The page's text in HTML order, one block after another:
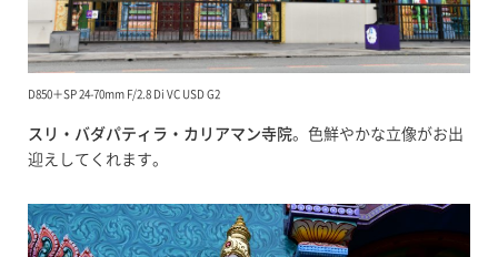
D850＋SP 24-70mm F/2.8 Di VC USD G2
スリ・バダパティラ・カリアマン寺院。色鮮やかな立像がお出
迎えしてくれます。